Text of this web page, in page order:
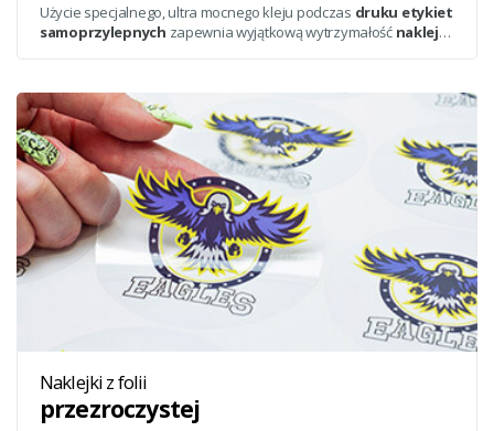
Użycie specjalnego, ultra mocnego kleju podczas druku etykiet
samoprzylepnych zapewnia wyjątkową wytrzymałość naklejki
one trudnych powierzchni, takich jak metal, beton czy kamień.
Naklejki z folii
przezroczystej